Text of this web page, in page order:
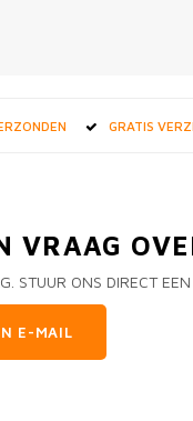
GRATIS
VRAAG
STUUR ONS DIRECT
E-MAIL